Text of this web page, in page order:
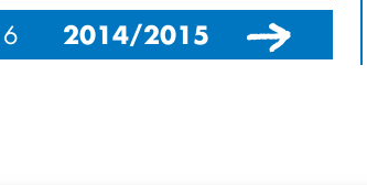
2014/2015 2013/2014